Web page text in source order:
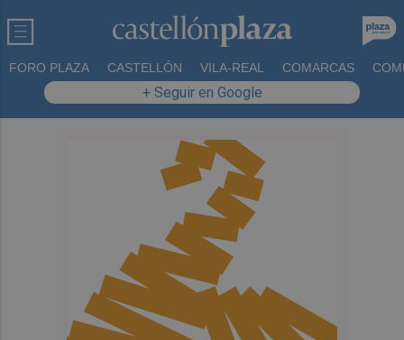
FORO PLAZA CASTELLÓN VILA-REAL COMARCAS
+ Seguir en Google